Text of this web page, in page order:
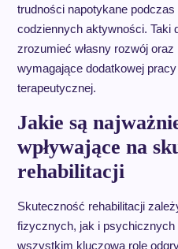
trudności napotykane
codziennych aktywności. Taki
zrozumieć własny rozwój
wymagające dodatkowej
terapeutycznej.
Jakie są
wpływające na
rehabilitacji
Skuteczność rehabilitacji
fizycznych, jak i psychicznych
wszystkim kluczową rolę